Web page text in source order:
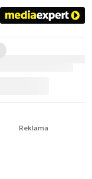
Reklama